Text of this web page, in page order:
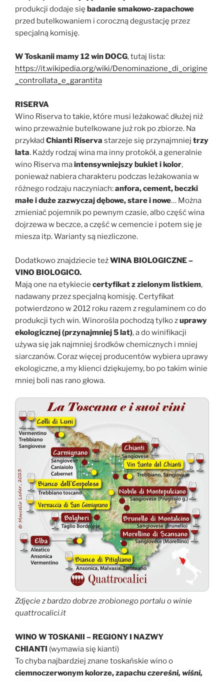
produkcji dodaje się badanie smakowo-zapachowe
przed butelkowaniem i coroczną degustację przez
specjalną komisję.
W Toskanii mamy 12 win DOCG, tutaj lista:
https://it.wikipedia.org/wiki/Denominazione_di_origine
_controllata_e_garantita
RISERVA
Wino Riserva to takie, które musi leżakować dłużej niż
wino przeważnie butelkowane już rok po zbiorze. Na
przykład Chianti Riserva starzeje się przynajmniej trzy
lata. Każdy rodzaj wina ma inny protokół, a generalnie
wino Riserva maintensywniejszy bukiet i kolor,
ponieważ nabiera charakteru podczas leżakowania w
różnego rodzaju naczyniach:anfora, cement, beczki
małe i duże zazwyczaj dębowe, stare i nowe… Można
zmieniać pojemnik po pewnym czasie, albo część wina
dojrzewa w beczce, a część w cemencie i potem się je
miesza itp. Warianty są niezliczone.
Dodatkowo znajdziecie teżWINA BIOLOGICZNE –
VINO BIOLOGICO.
Mają one na etykiecie certyfikat z zielonym listkiem,
nadawany przez specjalną komisję. Certyfikat
potwierdzono w 2012 roku razem z regulaminem co do
produkcji tych win. Winorośla pochodzą tylko zuprawy
ekologicznej (przynajmniej 5 lat), a do winifikacji
używa się jak najmniej środków chemicznych i mniej
siarczanów. Coraz więcej producentów wybiera uprawy
ekologiczne, a my klienci dziękujemy, bo po takim winie
mniej boli nas rano głowa.
Zdjęcie z bardzo dobrze zrobionego portalu o winie
quattrocalici.it
WINO W TOSKANII – REGIONY I NAZWY
CHIANTI (wymawia się kianti)
To chyba najbardziej znane toskańskie wino o
ciemnoczerwonym kolorze, zapachuczereśni, wiśni,